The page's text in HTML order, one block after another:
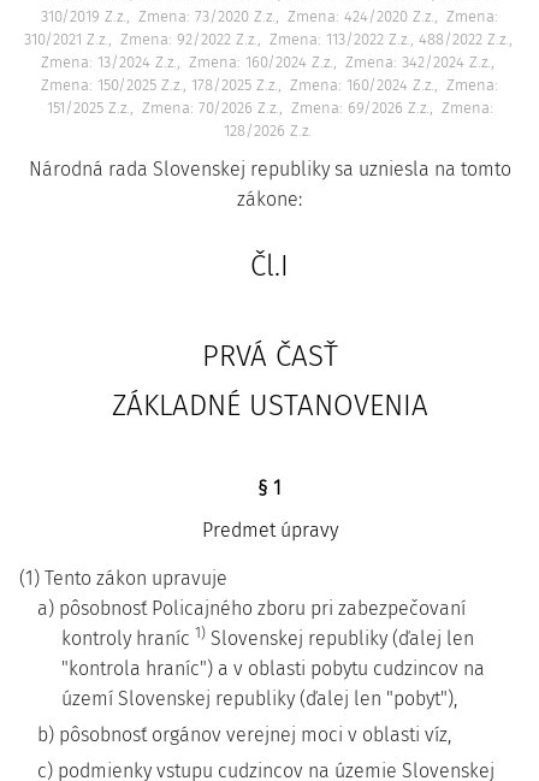
310/2019 Z.z.
Zmena: 73/2020 Z.z. Zmena: 424/2020 Z.z.
Zmena:
310/2021 Z.z.
Zmena: 92/2022 Z.z.
Zmena: 113/2022 Z.z., 488/2022 Z.z.
Zmena: 13/2024 Z.z.
Zmena: 160/2024 Z.z.
Zmena: 342/2024 Z.z.
Zmena: 150/2025 Z.z., 178/2025 Z.z.
Zmena: 160/2024 Z.z.
Zmena:
151/2025 Z.z.
Zmena: 70/2026 Z.z. Zmena: 69/2026 Z.z.
Zmena:
128/2026 Z.z.
Národná rada Slovenskej republiky sa uzniesla na tomto
zákone:
Čl.I
PRVÁ ČASŤ
ZÁKLADNÉ USTANOVENIA
§ 1
Predmet úpravy
(1) Tento zákon upravuje
a) pôsobnosť Policajného zboru pri zabezpečovaní
kontroly hraníc 1) Slovenskej republiky (ďalej len
"kontrola hraníc") a v oblasti pobytu cudzincov na
území Slovenskej republiky (ďalej len "pobyt"),
b) pôsobnosť orgánov verejnej moci v oblasti víz,
c) podmienky vstupu cudzincov na územie Slovenskej